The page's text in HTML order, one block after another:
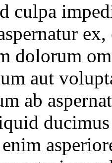
culpa
ex,
dolorum
aut
ab
ducimus